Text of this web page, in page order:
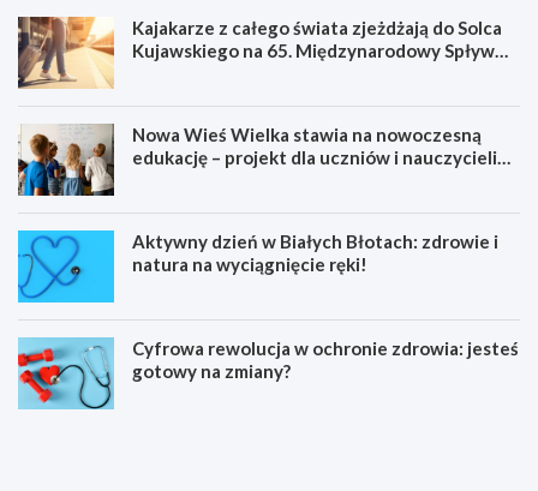
Kajakarze z całego świata zjeżdżają do Solca
Kujawskiego na 65. Międzynarodowy Spływ
Nowa Wieś Wielka stawia na nowoczesną
edukację – projekt dla uczniów i nauczycieli
Aktywny dzień w Białych Błotach: zdrowie i
natura na wyciągnięcie ręki!
Cyfrowa rewolucja w ochronie zdrowia: jesteś
gotowy na zmiany?
K
N